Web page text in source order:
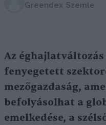
Greendex Szemle
Az
fenyegetett
mezőgazdaság,
befolyásolhat a
emelkedése, a